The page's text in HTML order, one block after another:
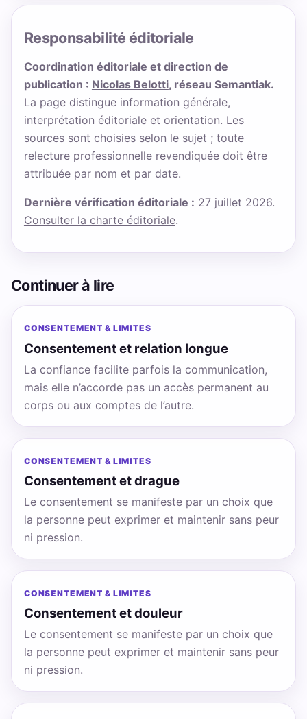
Responsabilité éditoriale
Coordination éditoriale et direction de
publication : Nicolas Belotti, réseau Semantiak.
La page distingue information générale,
interprétation éditoriale et orientation. Les
sources sont choisies selon le sujet ; toute
relecture professionnelle revendiquée doit être
attribuée par nom et par date.
Dernière vérification éditoriale : 27 juillet 2026.
Consulter la charte éditoriale.
Continuer à lire
CONSENTEMENT & LIMITES
Consentement et relation longue
La confiance facilite parfois la communication,
mais elle n’accorde pas un accès permanent au
corps ou aux comptes de l’autre.
CONSENTEMENT & LIMITES
Consentement et drague
Le consentement se manifeste par un choix que
la personne peut exprimer et maintenir sans peur
ni pression.
CONSENTEMENT & LIMITES
Consentement et douleur
Le consentement se manifeste par un choix que
la personne peut exprimer et maintenir sans peur
ni pression.